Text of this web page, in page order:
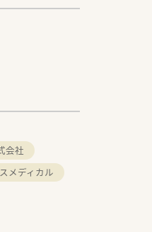
会社
メディカル